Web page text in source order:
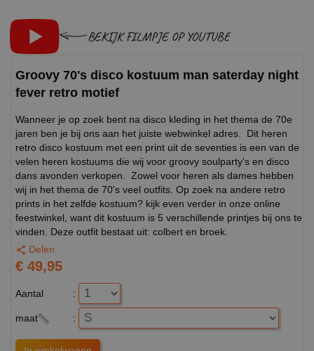
BEKIJK FILMPJE OP YOUTUBE
Groovy 70's disco kostuum man saterday night
fever retro motief
Wanneer je op zoek bent na disco kleding in het thema de 70e
jaren ben je bij ons aan het juiste webwinkel adres. Dit heren
retro disco kostuum met een print uit de seventies is een van de
velen heren kostuums die wij voor groovy soulparty's en disco
dans avonden verkopen. Zowel voor heren als dames hebben
wij in het thema de 70's veel outfits. Op zoek na andere retro
prints in het zelfde kostuum? kijk even verder in onze online
feestwinkel, want dit kostuum is 5 verschillende printjes bij ons te
vinden. Deze outfit bestaat uit: colbert en broek.
Delen
€ 49,95
Aantal :
maat :